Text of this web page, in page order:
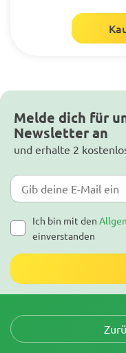
Melde dich für
Newsletter an
und erhalte 2
Ich bin mit den
einverstanden